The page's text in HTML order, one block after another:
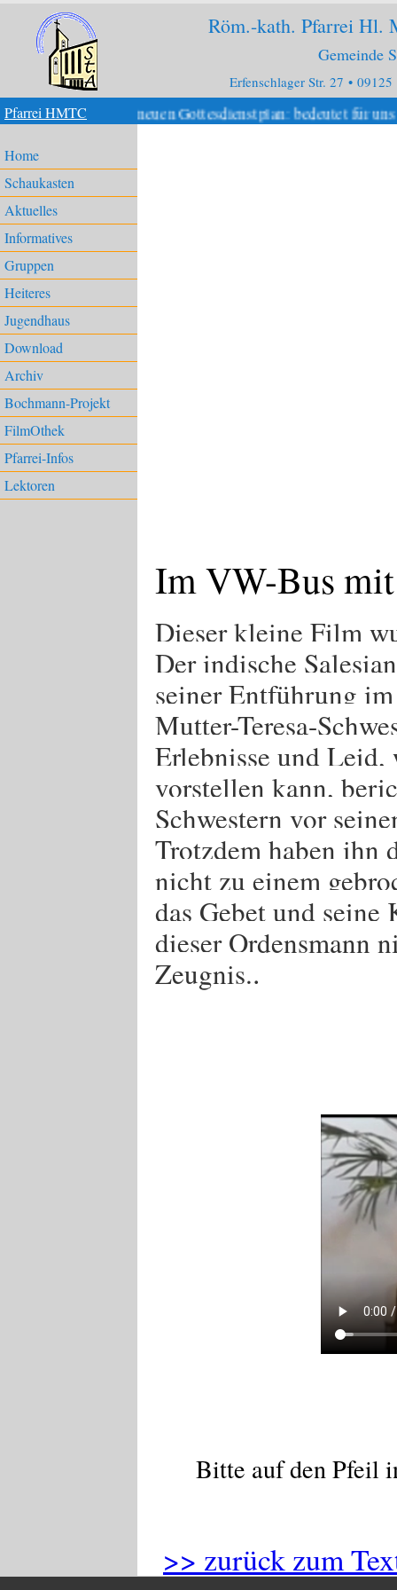
Röm.-kath. Pfarrei Hl.
Gemeinde
Erfenschlager Str. 27 •
Pfarrei HMTC
gibt es den neuen Gottesdienstplan: bedeutet für uns
Home
Schaukasten
Aktuelles
Informatives
Gruppen
Heiteres
Jugendhaus
Download
Archiv
Bochmann-Projekt
FilmOthek
Pfarrei-Infos
Lektoren
Im VW-Bus
Dieser kleine Film
Der indische
seiner Entführung
Mutter-Teresa-
Erlebnisse und
vorstellen kann,
Schwestern vor
Trotzdem haben ihn
nicht zu einem
das Gebet und
dieser Ordensmann
Zeugnis..
Bitte auf den Pfeil
>> zurück zum